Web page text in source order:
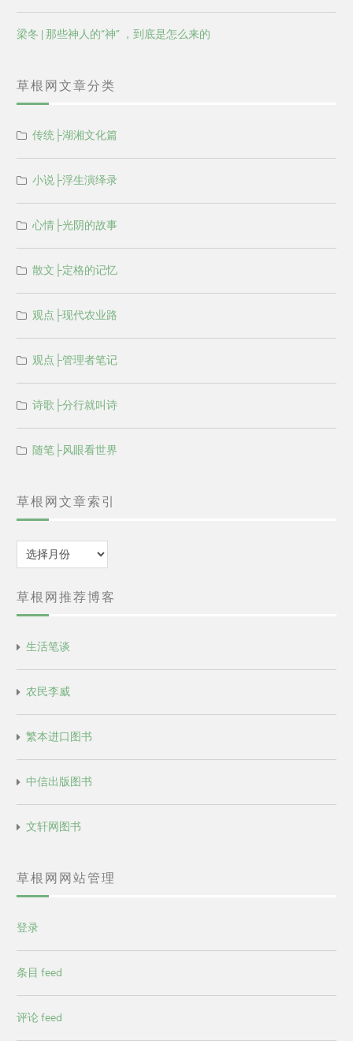
梁冬 | 那些神人的“神” ，到底是怎么来的
草根网文章分类
传统├湖湘文化篇
小说├浮生演绎录
心情├光阴的故事
散文├定格的记忆
观点├现代农业路
观点├管理者笔记
诗歌├分行就叫诗
随笔├风眼看世界
草根网文章索引
归
档
草根网推荐博客
生活笔谈
农民李威
繁本进口图书
中信出版图书
文轩网图书
草根网网站管理
登录
条目 feed
评论 feed